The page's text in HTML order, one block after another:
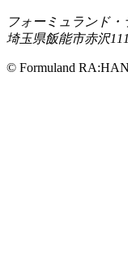
フォーミュランド・
埼玉県飯能市赤沢
© Formuland